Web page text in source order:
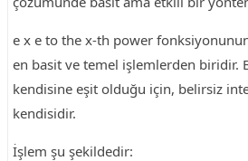
e x e to the x-th power
en basit ve temel işlemlerden biridir.
kendisine eşit olduğu için, belirsiz
kendisidir.
İşlem şu şekildedir: